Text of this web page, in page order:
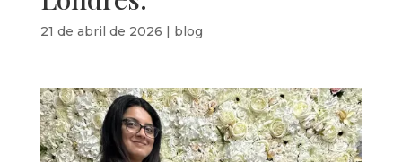
21 de abril de 2026 | blog